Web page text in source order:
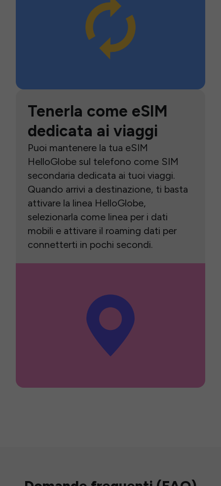
Tenerla come eSIM
dedicata ai viaggi
Puoi mantenere la tua eSIM
HelloGlobe sul telefono come SIM
secondaria dedicata ai tuoi viaggi.
Quando arrivi a destinazione, ti basta
attivare la linea HelloGlobe,
selezionarla come linea per i dati
mobili e attivare il roaming dati per
connetterti in pochi secondi.